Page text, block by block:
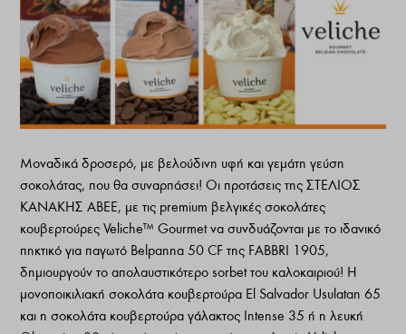
Μοναδικά δροσερό, με βελούδινη υφή και γεμάτη γεύση
σοκολάτας, που θα συναρπάσει! Οι προτάσεις της ΣΤΕΛΙΟΣ
ΚΑΝΑΚΗΣ ΑΒΕΕ, με τις premium βελγικές σοκολάτες
κουβερτούρες Veliche™ Gourmet να συνδυάζονται με το ιδανικό
πηκτικό για παγωτό Belpanna 50 CF της FABBRI 1905,
δημιουργούν το απολαυστικότερο sorbet του καλοκαιριού! Η
μονοποικιλιακή σοκολάτα κουβερτούρα El Salvador Usulatan 65
και η σοκολάτα κουβερτούρα γάλακτος Intense 35 ή η λευκή